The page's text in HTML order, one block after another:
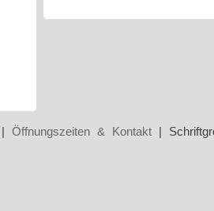
|Öffnungszeiten & Kontakt |